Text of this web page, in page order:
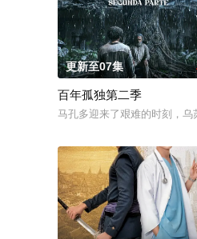
更新至07集
百年孤独第二季
马孔多迎来了艰难的时刻，